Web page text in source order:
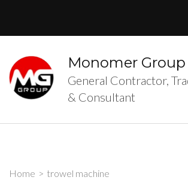
(Press
Enter)
Monomer Group
General Contractor,
& Consultant
Home > trowel machine